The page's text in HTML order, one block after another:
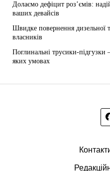
Долаємо дефіцит роз’ємів:
ваших девайсів
Швидке повернення дизельної
власників
Поглинальні трусики-підгузки
яких умовах